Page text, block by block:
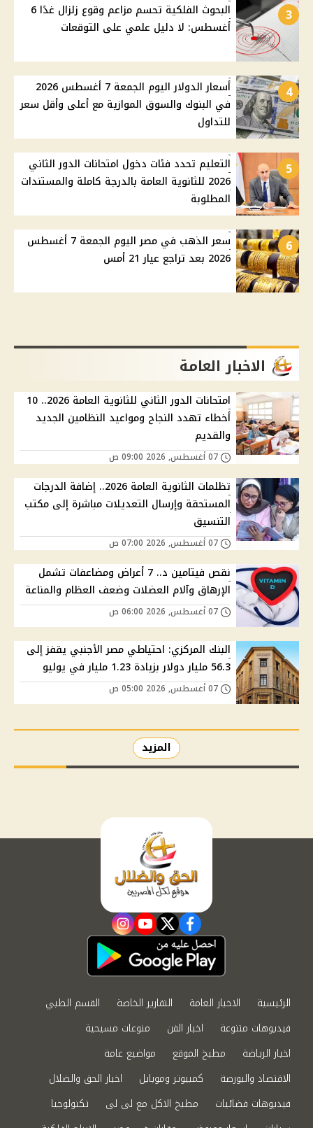
3
البحوث الفلكية تحسم مزاعم وقوع زلزال غدًا 6
أغسطس: لا دليل علمي على التوقعات
4
أسعار الدولار اليوم الجمعة 7 أغسطس 2026
في البنوك والسوق الموازية مع أعلى وأقل سعر
للتداول
5
التعليم تحدد فئات دخول امتحانات الدور الثاني
2026 للثانوية العامة بالدرجة كاملة والمستندات
المطلوبة
6
سعر الذهب في مصر اليوم الجمعة 7 أغسطس
2026 بعد تراجع عيار 21 أمس
الاخبار العامة
امتحانات الدور الثاني للثانوية العامة 2026.. 10
أخطاء تهدد النجاح ومواعيد النظامين الجديد
والقديم
تظلمات الثانوية العامة 2026.. إضافة الدرجات
المستحقة وإرسال التعديلات مباشرة إلى مكتب
التنسيق
نقص فيتامين د.. 7 أعراض ومضاعفات تشمل
الإرهاق وآلام العضلات وضعف العظام والمناعة
البنك المركزي: احتياطي مصر الأجنبي يقفز إلى
56.3 مليار دولار بزيادة 1.23 مليار في يوليو
المزيد
facebook
twitter
youtube
instagram
الرئيسية الاخبار العامة التقارير الخاصة
القسم الطبي
فيديوهات متنوعة
اخبار الفن
منوعات مسيحية
اخبار الرياضة
مطبخ الموقع
مواضيع عامة
الاقتصاد والبورصة
كمبيوتر وموبايل
اخبار الحق والضلال
فيديوهات فضائيات
مطبخ الاكل مع لى لى
تكنولوجيا